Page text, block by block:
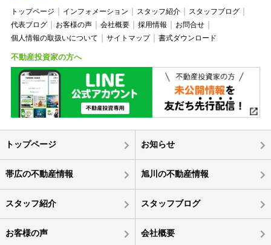
トップページ インフォメーション スタッフ紹介
スタッフブログ
代表ブログ
お客様の声 会社概要 採用情報
お問合せ
個人情報の取扱いについて
サイトマップ 書式ダウンロード
不動産投資家の方へ
トップページ お知らせ
帯広の不動産情報 旭川の不動産情報
スタッフ紹介 スタッフブログ
お客様の声 会社概要